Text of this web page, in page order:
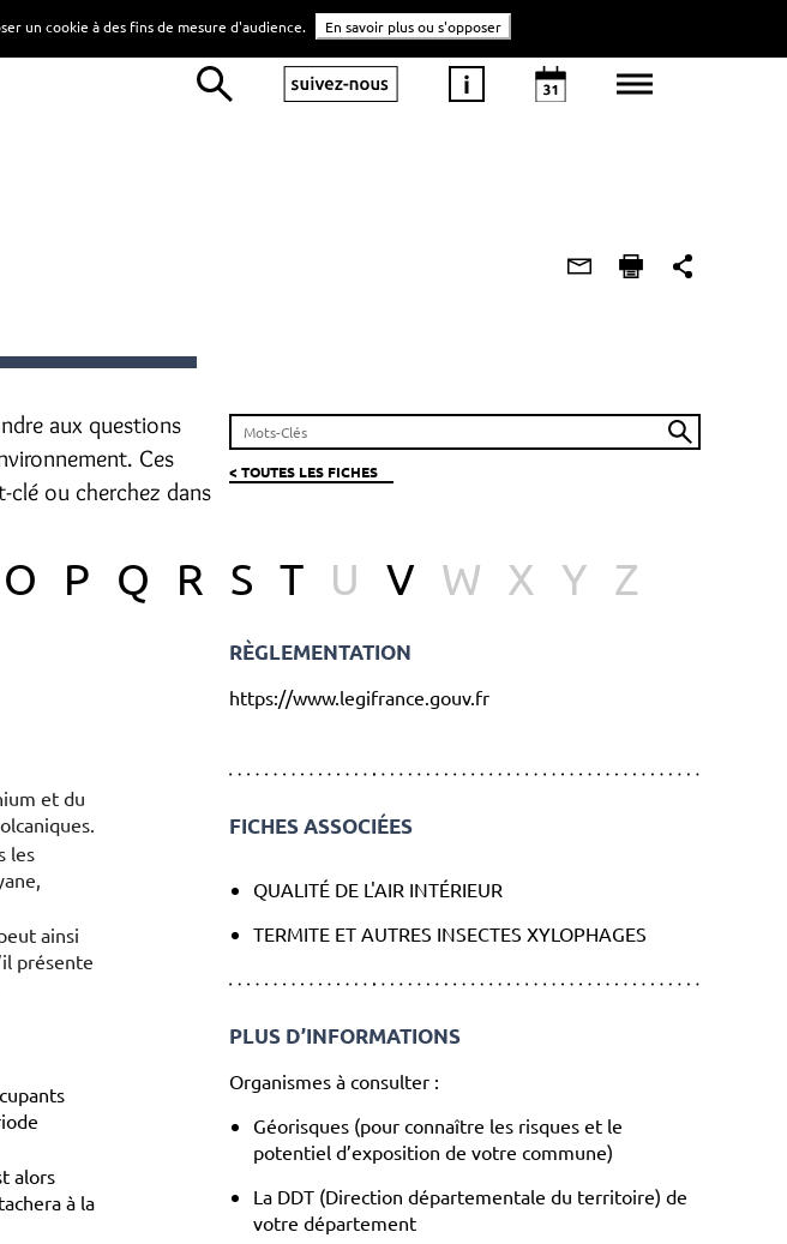
aux questions
Ces
clé ou cherchez dans
< TOUTES LES FICHES
O P Q R S T U V W X Y Z
et du
les
ainsi
présente
alors
à la
RÈGLEMENTATION
https://www.legifrance.gouv.fr
FICHES ASSOCIÉES
QUALITÉ DE L'AIR INTÉRIEUR
TERMITE ET AUTRES INSECTES XYLOPHAGES
PLUS D’INFORMATIONS
Organismes à consulter :
Géorisques (pour connaître les risques et le
potentiel d’exposition de votre commune)
La DDT (Direction départementale du territoire) de
votre département
un cookie à des fins de mesure d'audience. En savoir plus ou s'opposer